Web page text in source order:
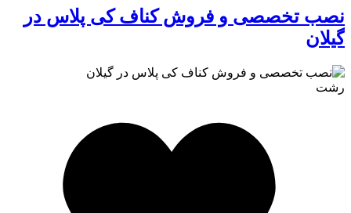
نصب تخصصی و فروش کناف کی پلاس در
گیلان
رشت